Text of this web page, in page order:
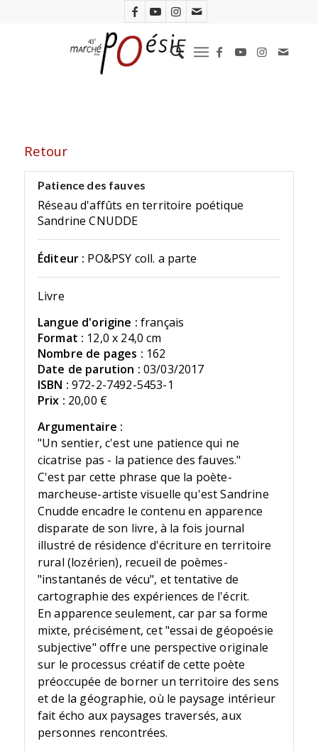
Retour
Patience des fauves
Réseau d'affûts en territoire poétique
Sandrine CNUDDE
Éditeur : PO&PSY coll. a parte
Livre
Langue d'origine : français
Format : 12,0 x 24,0 cm
Nombre de pages : 162
Date de parution : 03/03/2017
ISBN : 972-2-7492-5453-1
Prix : 20,00 €
Argumentaire :
"Un sentier, c'est une patience qui ne
cicatrise pas - la patience des fauves."
C'est par cette phrase que la poète-
marcheuse-artiste visuelle qu'est Sandrine
Cnudde encadre le contenu en apparence
disparate de son livre, à la fois journal
illustré de résidence d'écriture en territoire
rural (lozérien), recueil de poèmes-
"instantanés de vécu", et tentative de
cartographie des expériences de l'écrit.
En apparence seulement, car par sa forme
mixte, précisément, cet "essai de géopoésie
subjective" offre une perspective originale
sur le processus créatif de cette poète
préoccupée de borner un territoire des sens
et de la géographie, où le paysage intérieur
fait écho aux paysages traversés, aux
personnes rencontrées.